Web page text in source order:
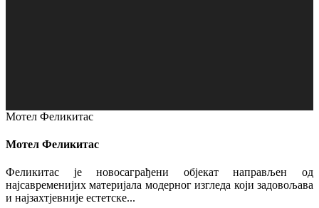
Мотел Феликитас
Мотел Феликитас
Феликитас је новосаграђени објекат направљен од
најсавременијих материјала модерног изгледа који задовољава
и најзахтјевније естетске...